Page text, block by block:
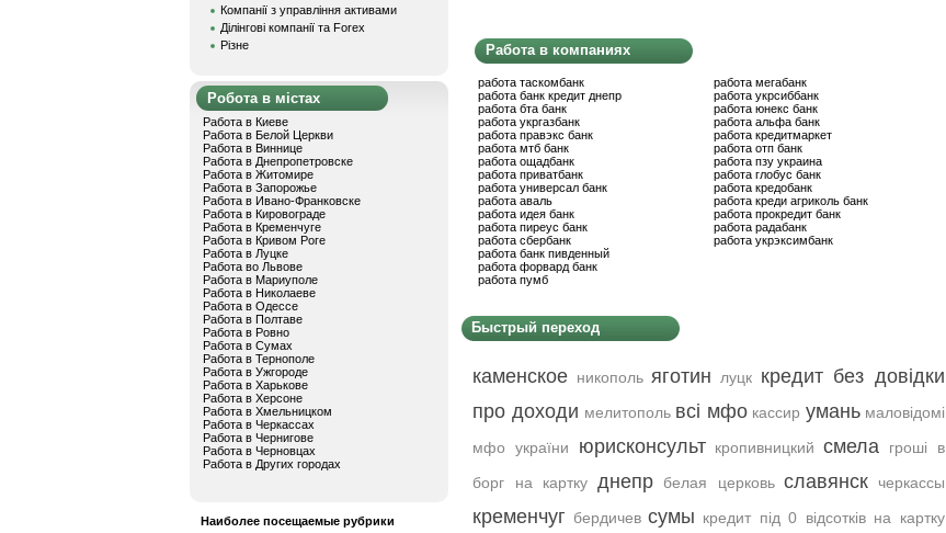
Компанії з управління активами
Ділінгові компанії та Forex
Різне
Робота в містах
Работа в Киеве
Работа в Белой Церкви
Работа в Виннице
Работа в Днепропетровске
Работа в Житомире
Работа в Запорожье
Работа в Ивано-Франковске
Работа в Кировограде
Работа в Кременчуге
Работа в Кривом Роге
Работа в Луцке
Работа во Львове
Работа в Мариуполе
Работа в Николаеве
Работа в Одессе
Работа в Полтаве
Работа в Ровно
Работа в Сумах
Работа в Тернополе
Работа в Ужгороде
Работа в Харькове
Работа в Херсоне
Работа в Хмельницком
Работа в Черкассах
Работа в Чернигове
Работа в Черновцах
Работа в Других городах
Наиболее посещаемые рубрики
Работа в компаниях
работа таскомбанк
работа банк кредит днепр
работа бта банк
работа укргазбанк
работа правэкс банк
работа мтб банк
работа ощадбанк
работа приватбанк
работа универсал банк
работа аваль
работа идея банк
работа пиреус банк
работа сбербанк
работа банк пивденный
работа форвард банк
работа пумб
работа мегабанк
работа укрсиббанк
работа юнекс банк
работа альфа банк
работа кредитмаркет
работа отп банк
работа пзу украина
работа глобус банк
работа кредобанк
работа креди агриколь банк
работа прокредит банк
работа радабанк
работа укрэксимбанк
Быстрый переход
каменское никополь яготин луцк кредит без довідки
про доходи мелитополь всі мфо кассир умань маловідомі
мфо україни
юрисконсульт кропивницкий смела
гроші в
борг на картку днепр белая церковь славянск черкассы
кременчуг бердичев сумы кредит під 0 відсотків на картку